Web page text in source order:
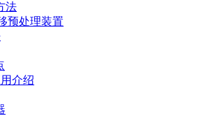
法
预处理装置
介绍